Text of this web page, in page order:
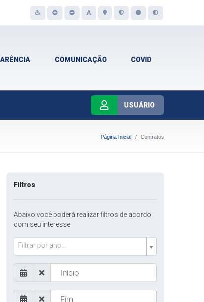
COMUNICAÇÃO COVID
USUÁRIO
Página Inicial Contratos
Filtros
Abaixo você poderá realizar filtros de acordo
com seu interesse.
Filtrar por ano...